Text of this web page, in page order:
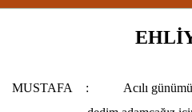
MUSTAFA :
Acılı